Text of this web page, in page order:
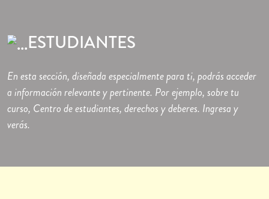
ESTUDIANTES
En esta sección, diseñada especialmente para ti, podrás acceder
a información relevante y pertinente. Por ejemplo, sobre tu
curso, Centro de estudiantes, derechos y deberes. Ingresa y
verás.